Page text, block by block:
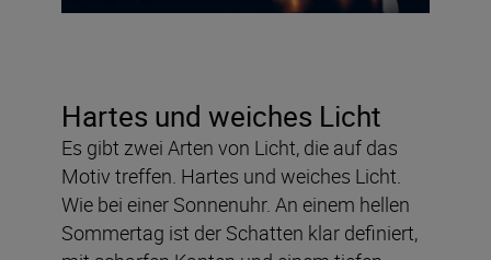
Hartes und weiches Licht
Es gibt zwei Arten von Licht, die auf das
Motiv treffen. Hartes und weiches Licht.
Wie bei einer Sonnenuhr. An einem hellen
Sommertag ist der Schatten klar definiert,